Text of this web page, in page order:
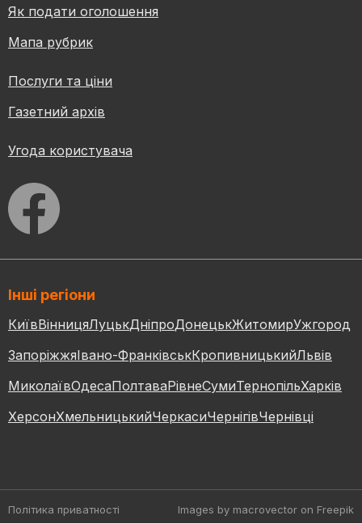
Як подати оголошення
Мапа рубрик
Послуги та ціни
Газетний архів
Угода користувача
Інші регіони
КиївВінницяЛуцькДніпроДонецькЖитомирУжгород
ЗапоріжжяІвано-ФранківськКропивницькийЛьвів
МиколаївОдесаПолтаваРівнеСумиТернопільХарків
ХерсонХмельницькийЧеркасиЧернігівЧернівці
Політика приватності Images by macrovector on Freepik